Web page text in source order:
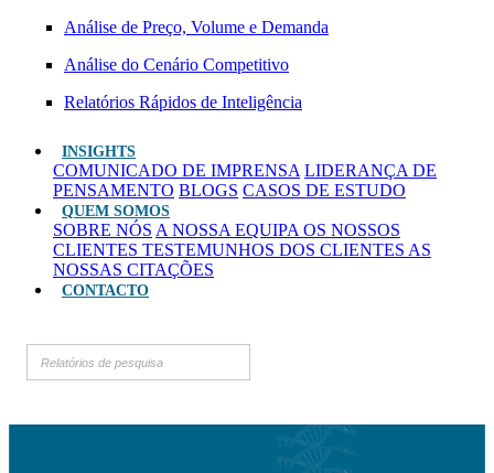
Análise de Preço, Volume e Demanda
Análise do Cenário Competitivo
Relatórios Rápidos de Inteligência
INSIGHTS
COMUNICADO DE IMPRENSA LIDERANÇA DE
PENSAMENTO BLOGS CASOS DE ESTUDO
QUEM SOMOS
SOBRE NÓS A NOSSA EQUIPA OS NOSSOS
CLIENTES TESTEMUNHOS DOS CLIENTES AS
NOSSAS CITAÇÕES
CONTACTO